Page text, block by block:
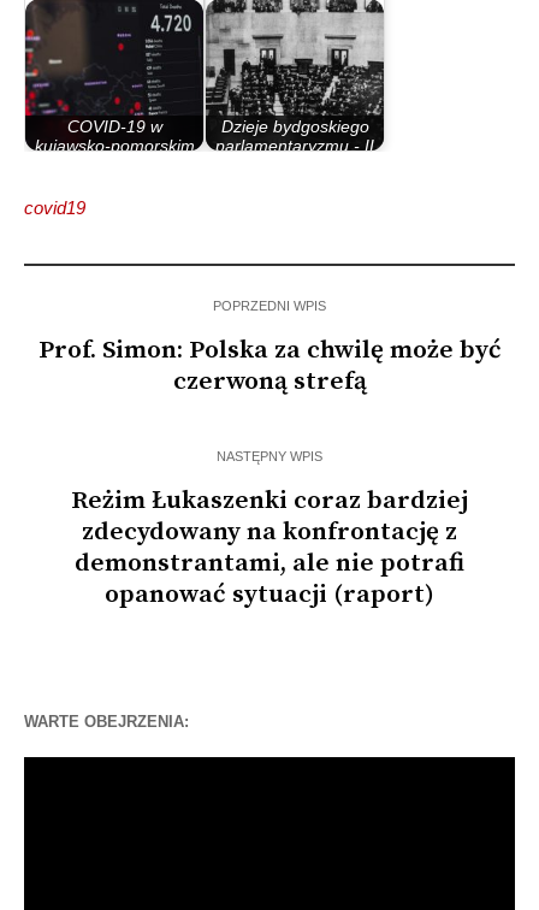
COVID-19 w
kujawsko-pomorskim
Dzieje bydgoskiego
parlamentaryzmu - II
covid19
POPRZEDNI WPIS
Prof. Simon: Polska za chwilę może być
czerwoną strefą
NASTĘPNY WPIS
Reżim Łukaszenki coraz bardziej
zdecydowany na konfrontację z
demonstrantami, ale nie potrafi
opanować sytuacji (raport)
WARTE OBEJRZENIA: